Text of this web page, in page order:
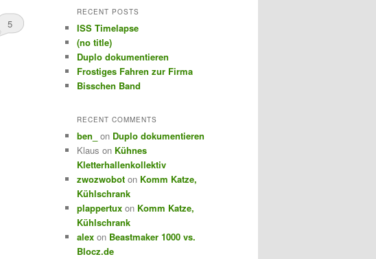
5
r
h
RECENT POSTS
ISS Timelapse
(no title)
Duplo dokumentieren
Frostiges Fahren zur Firma
Bisschen Band
RECENT COMMENTS
ben_ on Duplo dokumentieren
Klaus on Kühnes
Kletterhallenkollektiv
zwozwobot on Komm Katze,
Kühlschrank
plappertux on Komm Katze,
Kühlschrank
alex on Beastmaker 1000 vs.
Blocz.de